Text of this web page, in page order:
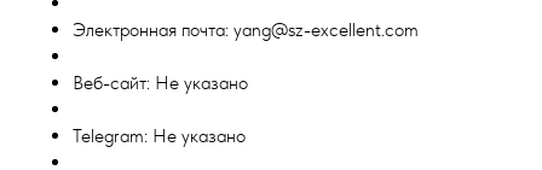
Электронная почта: yang@sz-excellent.com
Веб-сайт: Не указано
Telegram: Не указано